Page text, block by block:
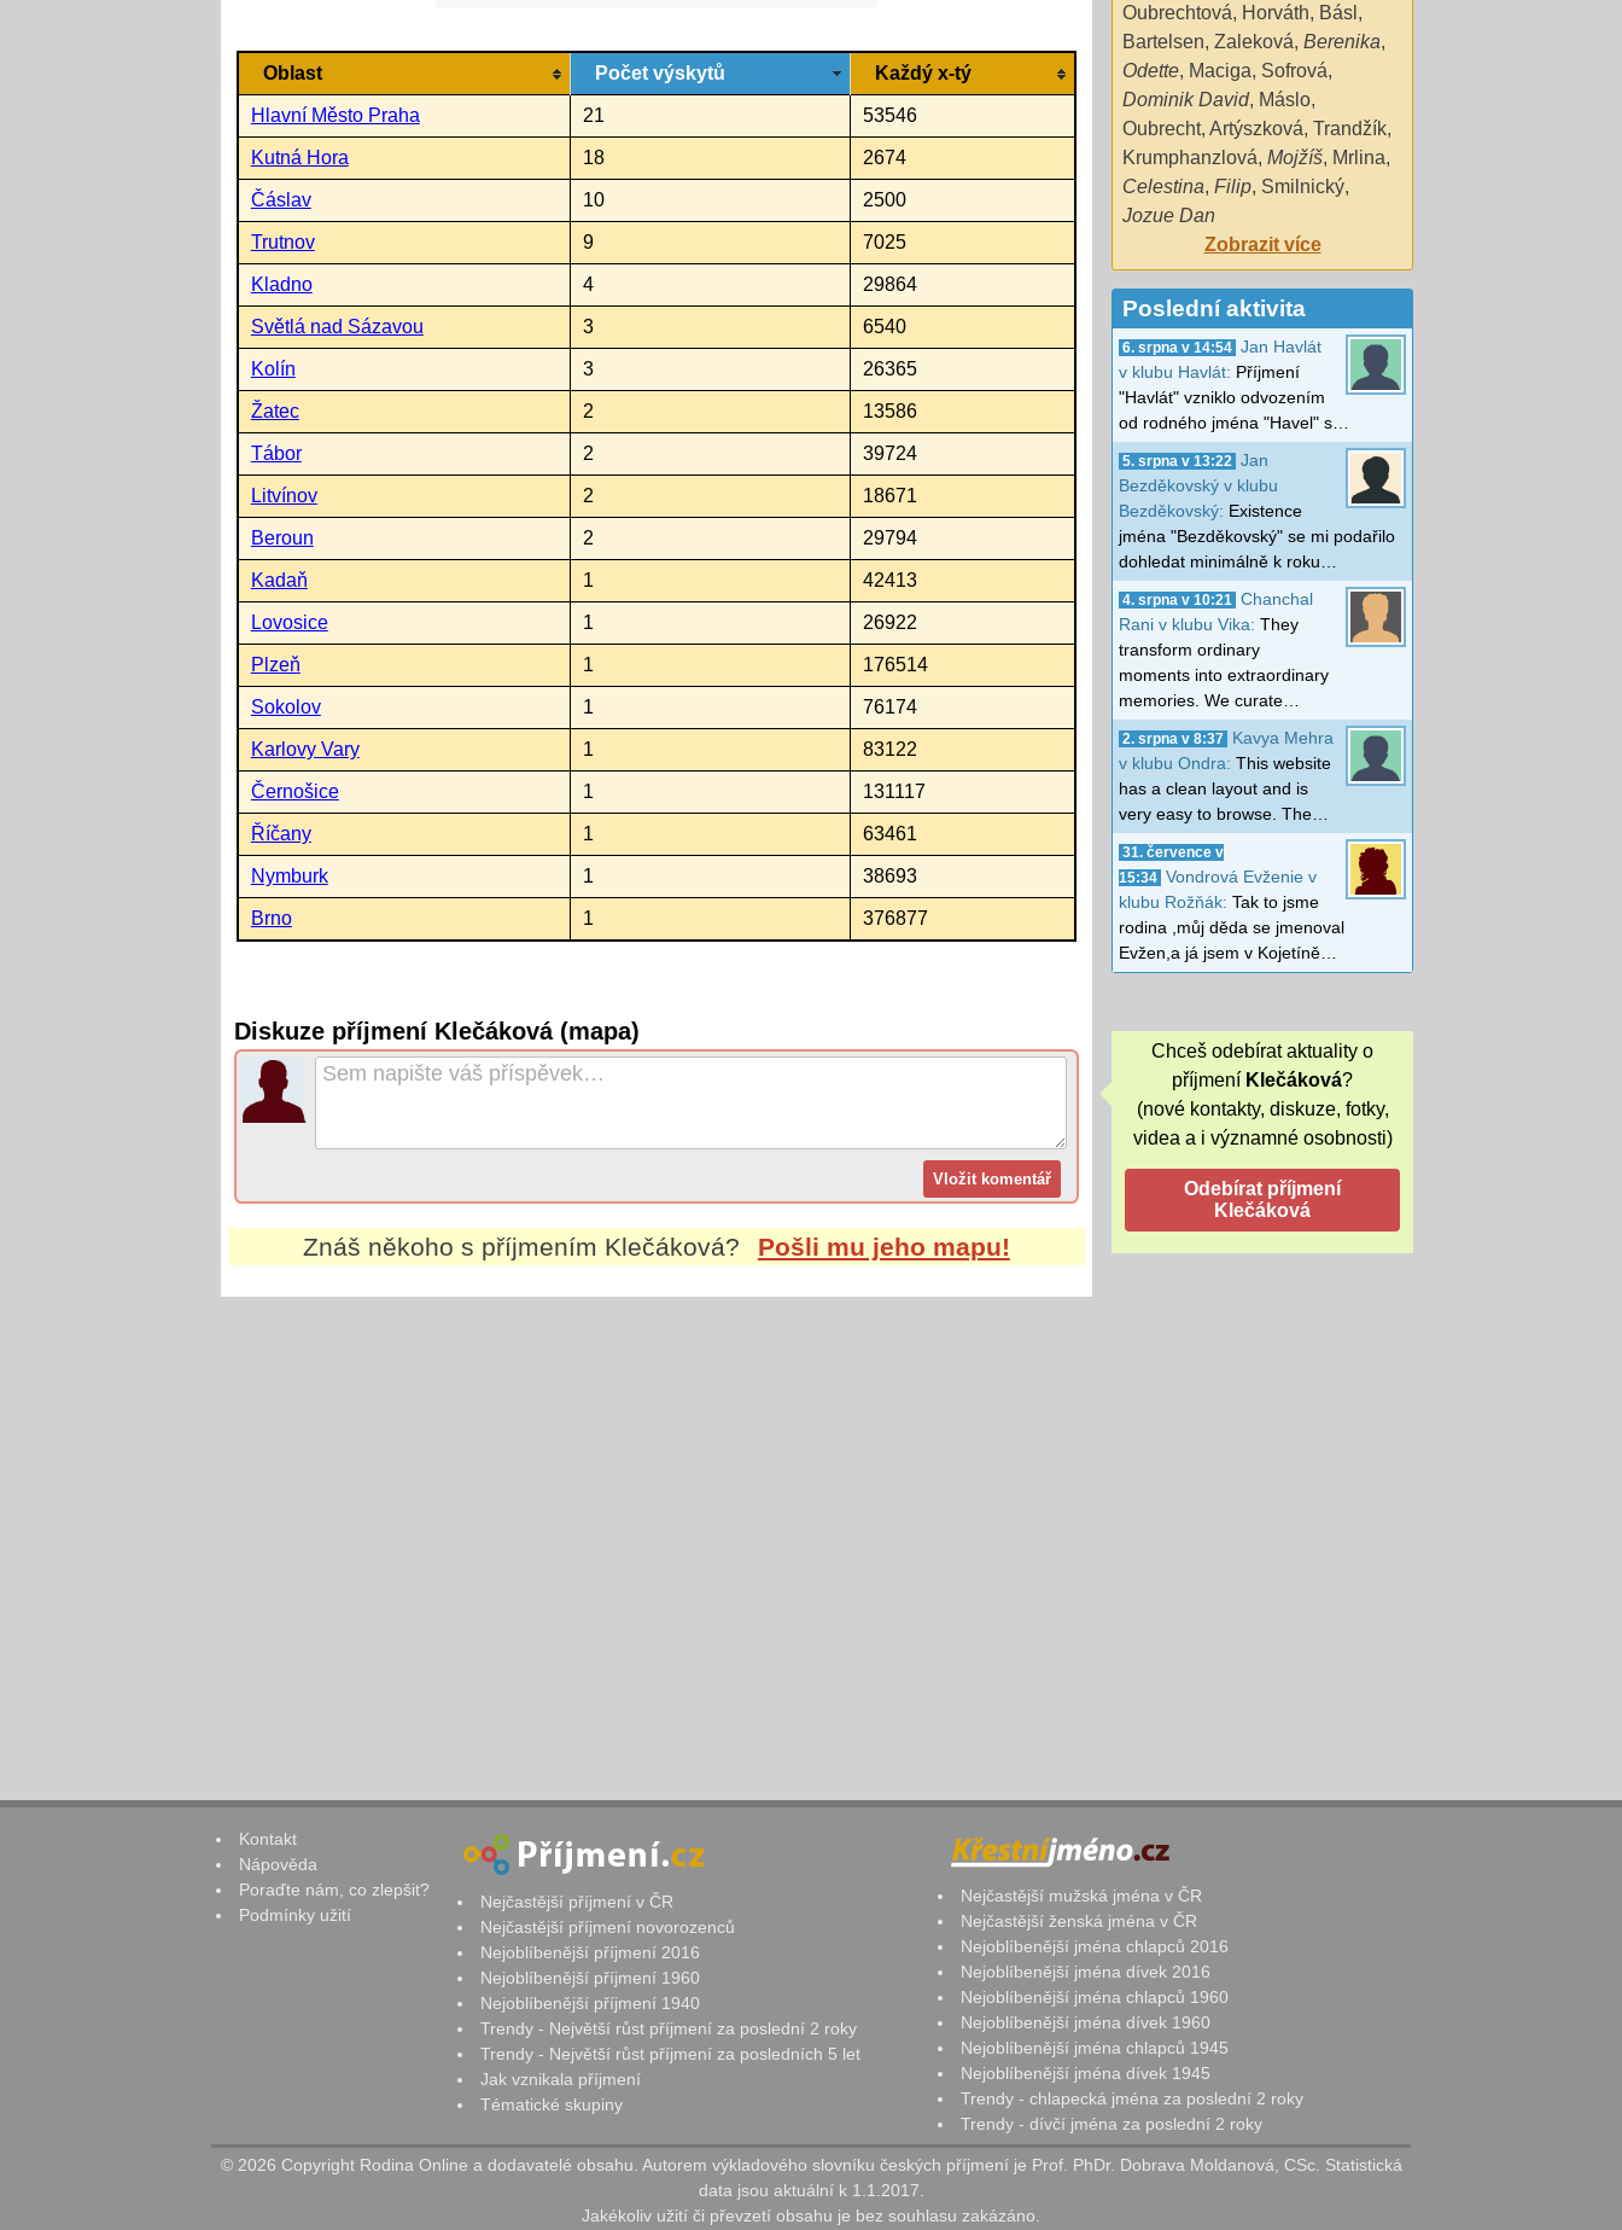
Oblast Počet výskytů Každý x-tý
Hlavní Město Praha 21 53546
Kutná Hora 18 2674
Čáslav 10 2500
Trutnov 9 7025
Kladno 4 29864
Světlá nad Sázavou 3 6540
Kolín 3 26365
Žatec 2 13586
Tábor 2 39724
Litvínov 2 18671
Beroun 2 29794
Kadaň 1 42413
Lovosice 1 26922
Plzeň 1 176514
Sokolov 1 76174
Karlovy Vary 1 83122
Černošice 1 131117
Říčany 1 63461
Nymburk 1 38693
Brno 1 376877
Diskuze příjmení Klečáková (mapa)
Znáš někoho s příjmením Klečáková? Pošli mu jeho mapu!
Oubrechtová, Horváth, Básl ,
Bartelsen, Zaleková, Berenika,
Odette, Maciga, Sofrová,
Dominik David, Máslo,
Oubrecht, Artýszková, Trandžík,
Krumphanzlová, Mojžíš, Mrlina,
Celestina, Filip, Smilnický,
Jozue Dan
Zobrazit více
Poslední aktivita
6. srpna v 14:54 Jan Havlát
v klubu Havlát: Příjmení
"Havlát" vzniklo odvozením
od rodného jména "Havel" s…
5. srpna v 13:22
Jan
Bezděkovský v klubu
Bezděkovský: Existence
jména "Bezděkovský" se mi podařilo
dohledat minimálně k roku…
4. srpna v 10:21
Chanchal
Rani v klubu Vika: They
transform ordinary
moments into extraordinary
memories. We curate…
2. srpna v 8:37
Kavya Mehra
v klubu Ondra: This website
has a clean layout and is
very easy to browse. The…
31. července v
15:34 Vondrová Evženie v
klubu Rožňák: Tak to jsme
rodina ,můj děda se jmenoval
Evžen,a já jsem v Kojetíně…
Chceš odebírat aktuality o
příjmení Klečáková?
(nové kontakty, diskuze, fotky,
videa a i významné osobnosti)
Kontakt
Nápověda
Poraďte nám, co zlepšit?
Podmínky užití
Nejčastější příjmení v ČR
Nejčastější příjmení novorozenců
Nejoblíbenější příjmení 2016
Nejoblíbenější příjmení 1960
Nejoblíbenější příjmení 1940
Trendy - Největší růst příjmení za poslední 2 roky
Trendy - Největší růst příjmení za posledních 5 let
Jak vznikala příjmení
Tématické skupiny
Nejčastější mužská jména v ČR
Nejčastější ženská jména v ČR
Nejoblíbenější jména chlapců 2016
Nejoblíbenější jména dívek 2016
Nejoblíbenější jména chlapců 1960
Nejoblíbenější jména dívek 1960
Nejoblíbenější jména chlapců 1945
Nejoblíbenější jména dívek 1945
Trendy - chlapecká jména za poslední 2 roky
Trendy - dívčí jména za poslední 2 roky
© 2026 Copyright Rodina Online a dodavatelé obsahu. Autorem výkladového slovníku českých příjmení je Prof. PhDr. Dobrava Moldanová, CSc. Statistická
data jsou aktuální k 1.1.2017.
Jakékoliv užití či převzetí obsahu je bez souhlasu zakázáno.